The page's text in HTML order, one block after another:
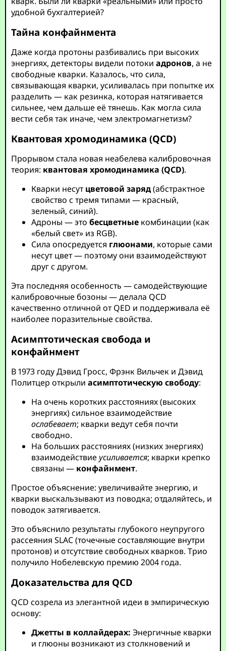
удобной бухгалтерией?
Тайна конфайнмента
Даже когда протоны разбивались при высоких
энергиях, детекторы видели потокиадронов, а не
свободные кварки. Казалось, что сила,
связывающая кварки, усиливалась при попытке их
разделить — как резинка, которая натягивается
сильнее, чем дальше её тянешь. Как могла сила
вести себя так иначе, чем электромагнетизм?
Квантовая хромодинамика (QCD)
Прорывом стала новая неабелева калибровочная
теория: квантовая хромодинамика (QCD).
Кварки несутцветовой заряд(абстрактное
свойство с тремя типами — красный,
зеленый, синий).
Адроны — этобесцветные комбинации (как
«белый свет» из RGB).
Сила опосредуется глюонами, которые сами
несут цвет — поэтому они взаимодействуют
друг с другом.
Эта последняя особенность — самодействующие
калибровочные бозоны — делала QCD
качественно отличной от QED и поддерживала её
наиболее поразительные свойства.
Асимптотическая свобода и
конфайнмент
В 1973 году Дэвид Гросс, Фрэнк Вильчек и Дэвид
Политцер открылиасимптотическую свободу:
На очень коротких расстояниях (высоких
энергиях) сильное взаимодействие
ослабевает; кварки ведут себя почти
свободно.
На больших расстояниях (низких энергиях)
взаимодействие усиливается; кварки крепко
связаны — конфайнмент.
Простое объяснение: увеличивайте энергию, и
кварки выскальзывают из поводка; отдаляйтесь, и
поводок затягивается.
Это объяснило результаты глубокого неупругого
рассеяния SLAC (точечные составляющие внутри
протонов) и отсутствие свободных кварков. Трио
получило Нобелевскую премию 2004 года.
Доказательства для QCD
QCD созрела из элегантной идеи в эмпирическую
основу:
Джетты в коллайдерах: Энергичные кварки
и глюоны возникают из столкновений и